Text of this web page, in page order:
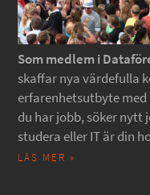
Som medlem i
skaffar nya värdefulla
erfarenhetsutbyte
du har jobb, söker
studera eller IT är din
LÄS MER »